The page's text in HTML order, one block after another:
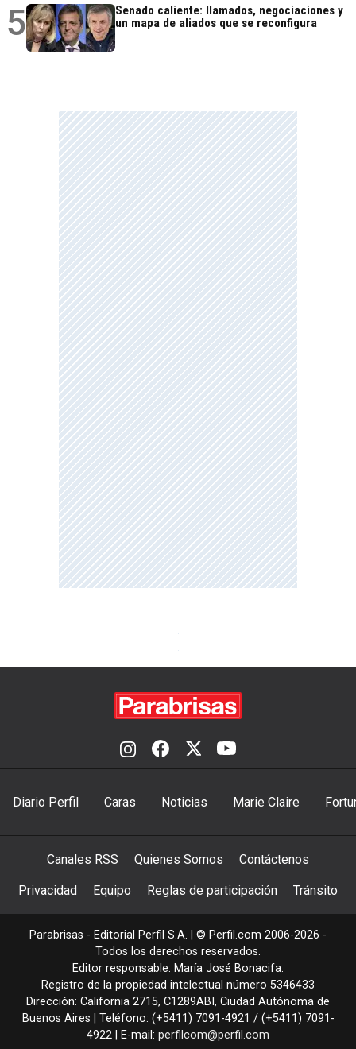
5
Senado caliente: llamados, negociaciones y
un mapa de aliados que se reconfigura
Diario Perfil Caras Noticias Marie Claire
Canales RSS Quienes Somos Contáctenos
Privacidad Equipo Reglas de participación Tránsito
Parabrisas - Editorial Perfil S.A. | © Perfil.com 2006-2026 -
Todos los derechos reservados.
Editor responsable: María José Bonacifa.
Registro de la propiedad intelectual número 5346433
Dirección: California 2715, C1289ABI , Ciudad Autónoma de
Buenos Aires | Teléfono: (+5411) 7091-4921 / (+5411) 7091-
4922 | E-mail: perfilcom@perfil.com